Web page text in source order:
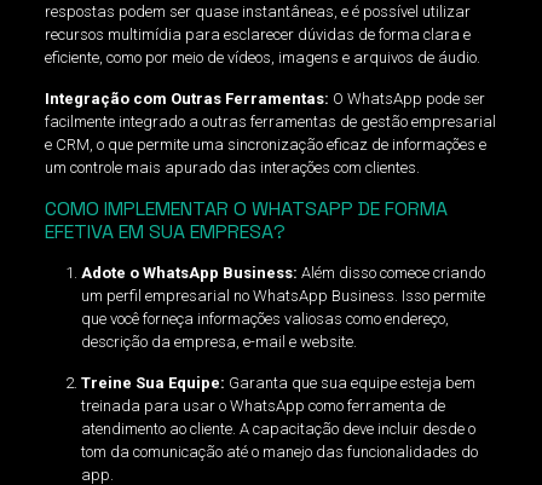
respostas podem ser quase instantâneas, e é possível utilizar
recursos multimídia para esclarecer dúvidas de forma clara e
eficiente, como por meio de vídeos, imagens e arquivos de áudio.
Integração com Outras Ferramentas: O WhatsApp pode ser
facilmente integrado a outras ferramentas de gestão empresarial
e CRM, o que permite uma sincronização eficaz de informações e
um controle mais apurado das interações com clientes.
COMO IMPLEMENTAR O WHATSAPP DE FORMA
EFETIVA EM SUA EMPRESA?
Adote o WhatsApp Business: Além disso comece criando
um perfil empresarial no WhatsApp Business. Isso permite
que você forneça informações valiosas como endereço,
descrição da empresa, e-mail e website.
Treine Sua Equipe: Garanta que sua equipe esteja bem
treinada para usar o WhatsApp como ferramenta de
atendimento ao cliente. A capacitação deve incluir desde o
tom da comunicação até o manejo das funcionalidades do
app.